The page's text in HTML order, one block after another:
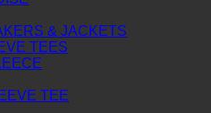
& JACKETS
TEES
TEE